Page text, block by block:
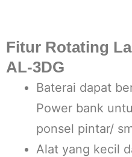
Fitur Rotating
AL-3DG
Baterai dapat
Power bank
ponsel pintar/
Alat yang kecil